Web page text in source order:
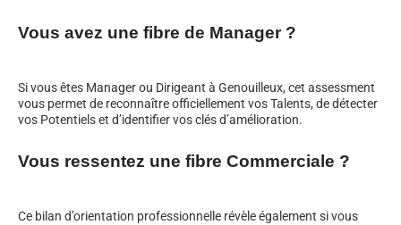
Vous avez une fibre de Manager ?
Si vous êtes Manager ou Dirigeant à Genouilleux, cet assessment
vous permet de reconnaître officiellement vos Talents, de détecter
vos Potentiels et d’identifier vos clés d’amélioration.
Vous ressentez une fibre Commerciale ?
Ce bilan d’orientation professionnelle révèle également si vous